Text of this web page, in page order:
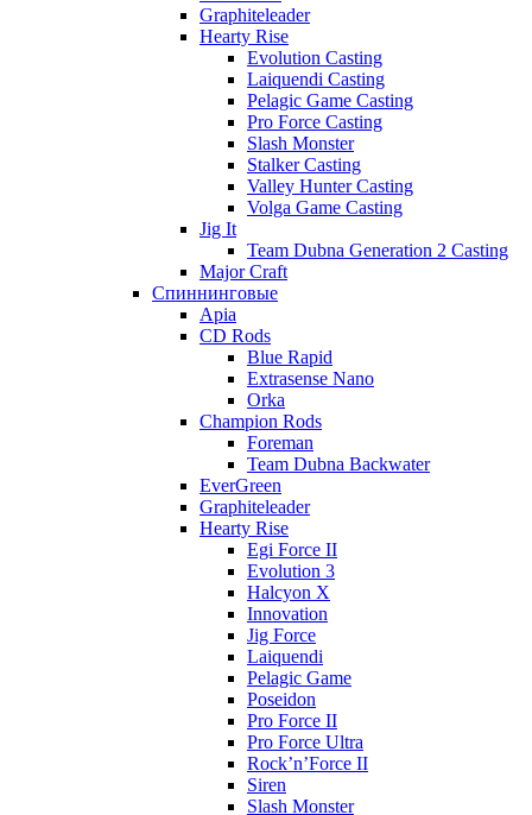
Graphiteleader
Hearty Rise
Evolution Casting
Laiquendi Casting
Pelagic Game Casting
Pro Force Casting
Slash Monster
Stalker Casting
Valley Hunter Casting
Volga Game Casting
Jig It
Team Dubna Generation 2 Casting
Major Craft
Спиннинговые
Apia
CD Rods
Blue Rapid
Extrasense Nano
Orka
Champion Rods
Foreman
Team Dubna Backwater
EverGreen
Graphiteleader
Hearty Rise
Egi Force II
Evolution 3
Halcyon X
Innovation
Jig Force
Laiquendi
Pelagic Game
Poseidon
Pro Force II
Pro Force Ultra
Rock’n’Force II
Siren
Slash Monster